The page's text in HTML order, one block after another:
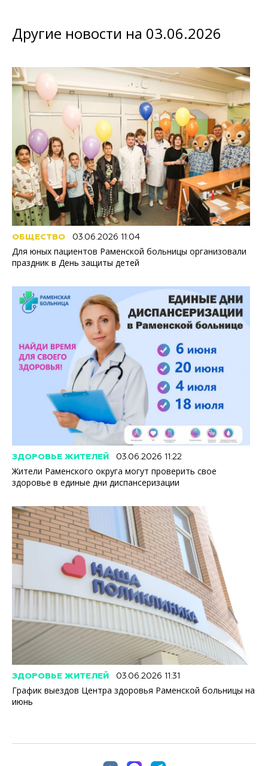
Другие новости на 03.06.2026
ОБЩЕСТВО 03.06.2026 11:04
Для юных пациентов Раменской больницы организовали
праздник в День защиты детей
ЗДОРОВЬЕ ЖИТЕЛЕЙ 03.06.2026 11:22
Жители Раменского округа могут проверить свое
здоровье в единые дни диспансеризации
ЗДОРОВЬЕ ЖИТЕЛЕЙ 03.06.2026 11:31
График выездов Центра здоровья Раменской больницы на
июнь